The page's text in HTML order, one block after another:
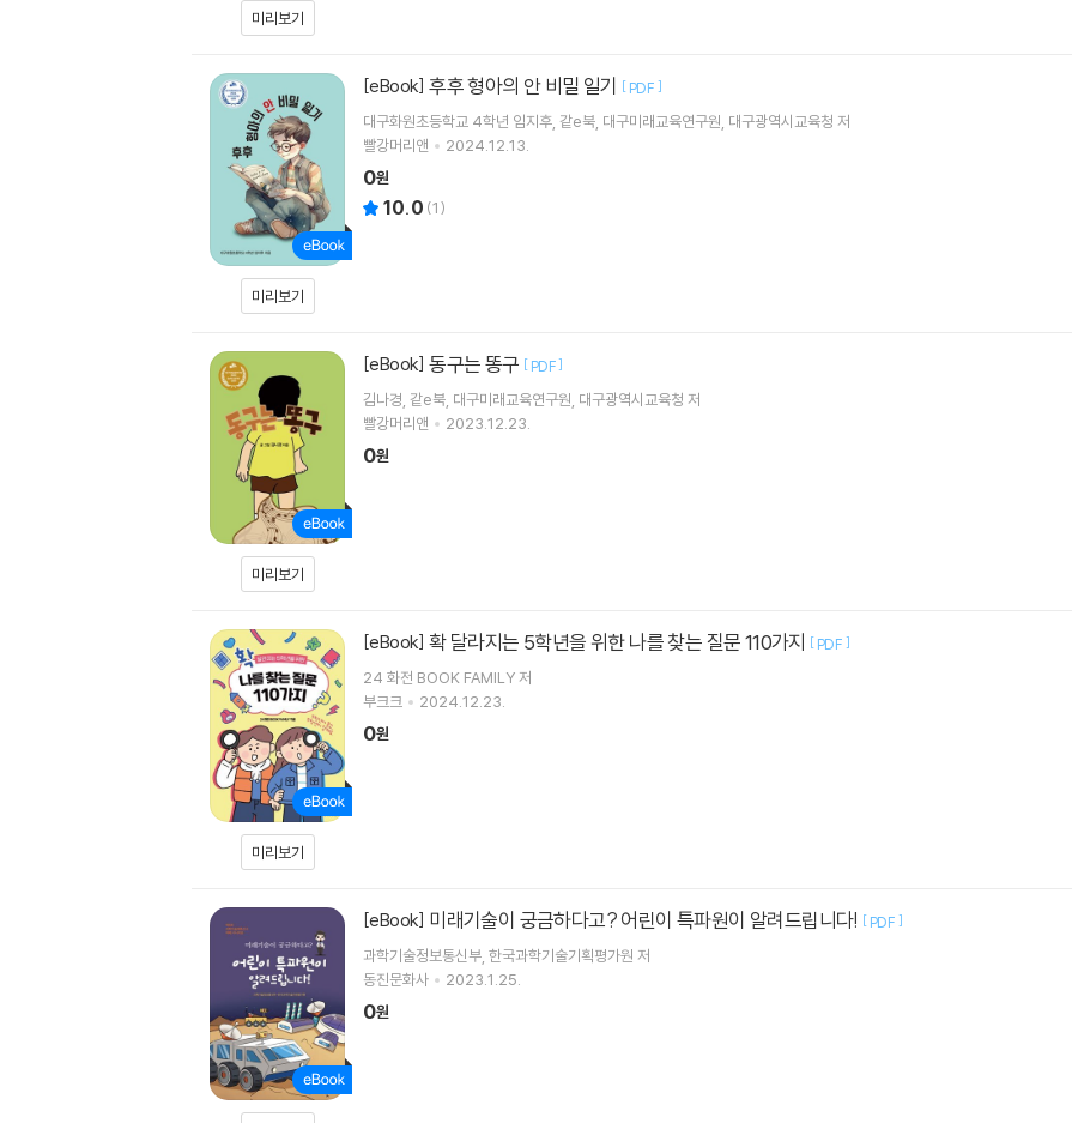
미리보기
미리보기
[eBook] 후후 형아의 안 비밀 일기 [ PDF ]
대구화원초등학교 4학년 임지후, 같e북, 대구미래교육연구원, 대구광역시교육청 저
빨강머리앤
2024.12.13.
0원
10.0 (1)
미리보기
[eBook] 동구는 똥구 [ PDF]
김나경, 같e북, 대구미래교육연구원, 대구광역시교육청 저
빨강머리앤
2023.12.23.
0원
미리보기
[eBook] 확 달라지는 5학년을 위한 나를 찾는 질문 110가지 [ PDF ]
24 화전 BOOK FAMILY 저
부크크
2024.12.23.
0원
[eBook] 미래기술이 궁금하다고? 어린이 특파원이 알려드립니다! [ PDF ]
과학기술정보통신부, 한국과학기술기획평가원 저
동진문화사
2023.1.25.
0원